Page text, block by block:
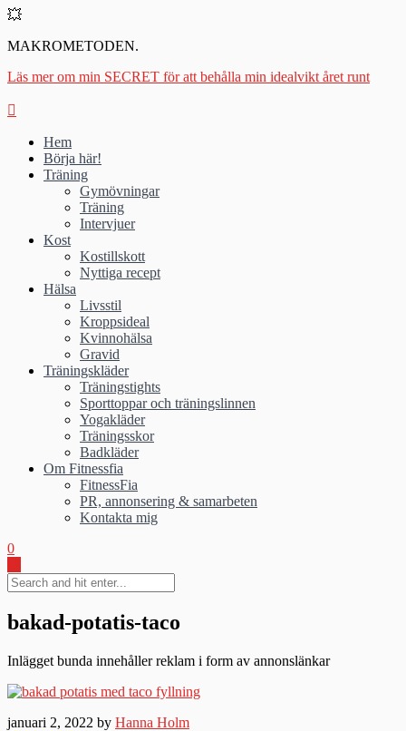
💥
MAKROMETODEN.
Läs mer om min SECRET för att behålla min idealvikt året runt
Hem
Börja här!
Träning
Gymövningar
Träning
Intervjuer
Kost
Kostillskott
Nyttiga recept
Hälsa
Livsstil
Kroppsideal
Kvinnohälsa
Gravid
Träningskläder
Träningstights
Sporttoppar och träningslinnen
Yogakläder
Träningsskor
Badkläder
Om Fitnessfia
FitnessFia
PR, annonsering & samarbeten
Kontakta mig
0
bakad-potatis-taco
Inlägget bunda innehåller reklam i form av annonslänkar
januari 2, 2022 by Hanna Holm